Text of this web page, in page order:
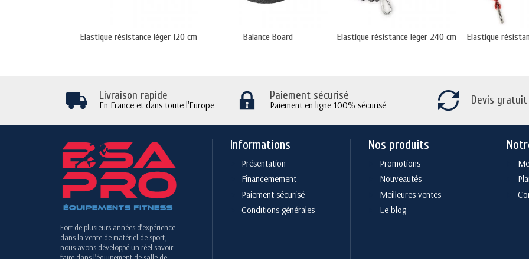
Elastique résistance léger 120 cm Balance Board Elastique résistance léger 240 cm Elastique
Livraison rapide
En France et dans toute l'Europe
Paiement sécurisé
Paiement en ligne 100% sécurisé Devis gratuit
Fort de plusieurs années d’expérience
dans la vente de matériel de sport,
nous avons développé un réel savoir-
Informations
Présentation
Financemement
Paiement sécurisé
Conditions générales
Nos produits
Promotions
Nouveautés
Meilleures ventes
Le blog